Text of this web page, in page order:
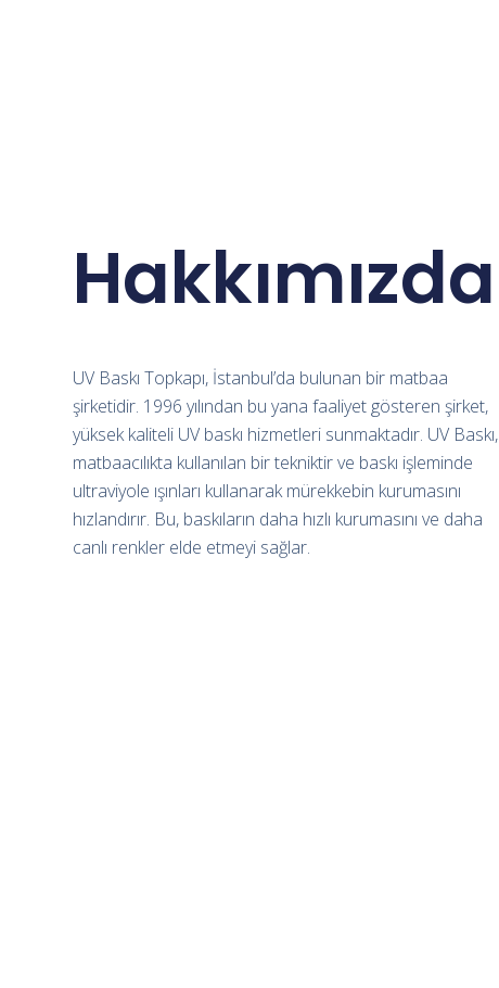
Hakkımızda
UV Baskı Topkapı, İstanbul’da bulunan bir matbaa
şirketidir. 1996 yılından bu yana faaliyet gösteren şirket,
yüksek kaliteli UV baskı hizmetleri sunmaktadır. UV Baskı,
matbaacılıkta kullanılan bir tekniktir ve baskı işleminde
ultraviyole ışınları kullanarak mürekkebin kurumasını
hızlandırır. Bu, baskıların daha hızlı kurumasını ve daha
canlı renkler elde etmeyi sağlar.